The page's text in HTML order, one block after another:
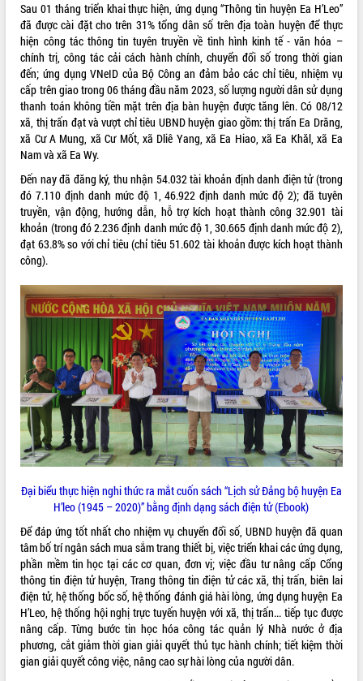
LIÊN KẾT WEB
THỐNG KÊ TRUY CẬP
Hôm nay: 14853
Tất cả: 65990995
Sau 01 tháng triển khai thực hiện, ứng dụng “Thông tin huyện Ea H’Leo”
đã được cài đặt cho trên 31% tổng dân số trên địa toàn huyện để thực
hiện công tác thông tin tuyên truyền về tình hình kinh tế - văn hóa –
chính trị, công tác cải cách hành chính, chuyển đổi số trong thời gian
đến; ứng dụng VNeID của Bộ Công an đảm bảo các chỉ tiêu, nhiệm vụ
cấp trên giao trong 06 tháng đầu năm 2023, số lượng người dân sử dụng
thanh toán không tiền mặt trên địa bàn huyện được tăng lên. Có 08/12
xã, thị trấn đạt và vượt chỉ tiêu UBND huyện giao gồm: thị trấn Ea Drăng,
xã Cư A Mung, xã Cư Mốt, xã Dliê Yang, xã Ea Hiao, xã Ea Khăl, xã Ea
Nam và xã Ea Wy.
Đến nay đã đăng ký, thu nhận 54.032 tài khoản định danh điện tử (trong
đó 7.110 định danh mức độ 1, 46.922 định danh mức độ 2); đã tuyên
truyền, vận động, hướng dẫn, hỗ trợ kích hoạt thành công 32.901 tài
khoản (trong đó 2.236 định danh mức độ 1, 30.665 định danh mức độ 2),
đạt 63.8% so với chỉ tiêu (chỉ tiêu 51.602 tài khoản được kích hoạt thành
công).
Đại biểu thực hiện nghi thức ra mắt cuốn sách “Lịch sử Đảng bộ huyện Ea
H’leo (1945 – 2020)” bằng định dạng sách điện tử (Ebook)
Để đáp ứng tốt nhất cho nhiệm vụ chuyển đổi số, UBND huyện đã quan
tâm bố trí ngân sách mua sắm trang thiết bị, việc triển khai các ứng dụng,
phần mềm tin học tại các cơ quan, đơn vị; việc đầu tư nâng cấp Cổng
thông tin điện tử huyện, Trang thông tin điện tử các xã, thị trấn, biên lai
điện tử, hệ thống bốc số, hệ thống đánh giá hài lòng, ứng dụng huyện Ea
H’Leo, hệ thống hội nghị trực tuyến huyện với xã, thị trấn... tiếp tục được
nâng cấp. Từng bước tin học hóa công tác quản lý Nhà nước ở địa
phương, cắt giảm thời gian giải quyết thủ tục hành chính; tiết kiệm thời
gian giải quyết công việc, nâng cao sự hài lòng của người dân.